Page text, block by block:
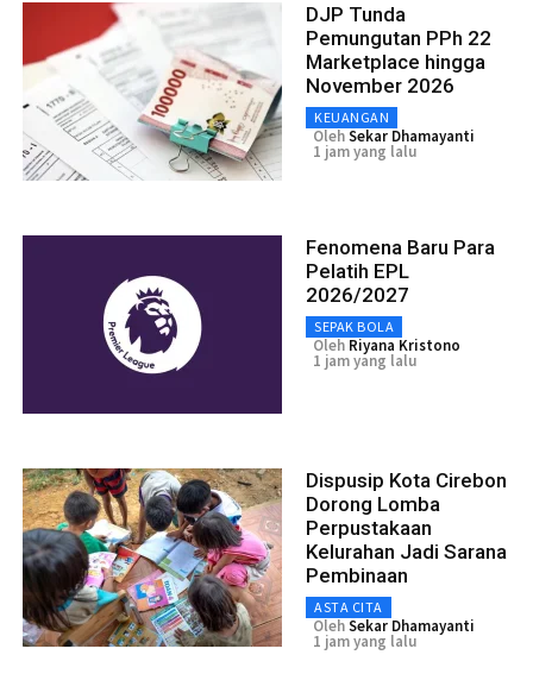
DJP Tunda
Pemungutan PPh 22
Marketplace hingga
November 2026
KEUANGAN
OlehSekar Dhamayanti
1 jam yang lalu
Fenomena Baru Para
Pelatih EPL
2026/2027
SEPAK BOLA
Oleh Riyana Kristono
1 jam yang lalu
Dispusip Kota Cirebon
Dorong Lomba
Perpustakaan
Kelurahan Jadi Sarana
Pembinaan
ASTA CITA
OlehSekar Dhamayanti
1 jam yang lalu